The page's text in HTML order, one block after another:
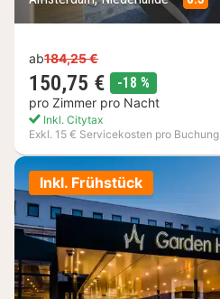
ab184,25 €
150,75 € -18 %
pro Zimmer pro Nacht
Inkl. Citytax
Exkl. 15 € Servicekosten pro Buchung
Inkl. Frühstück